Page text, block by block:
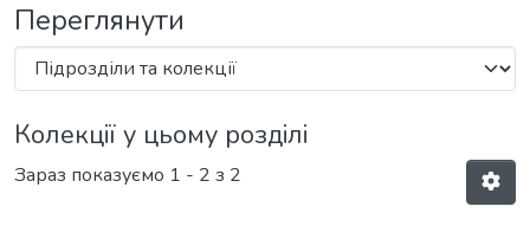
Переглянути
Колекції у цьому розділі
Зараз показуємо 1 - 2 з 2